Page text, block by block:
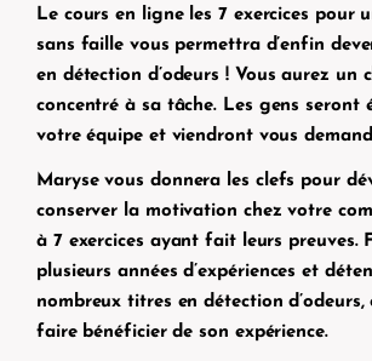
Le cours en ligneles 7 exercices pour
sans faille vous permettra d’enfin
en détection d’odeurs ! Vous aurez un
concentré à sa tâche. Les gens seront
votre équipe et viendront vous
Maryse vous donnera les clefs pour
conserver la motivation chez votre
à 7 exercices ayant fait leurs preuves.
plusieurs années d’expériences et
nombreux titres en détection d’odeurs,
faire bénéficier de son expérience.